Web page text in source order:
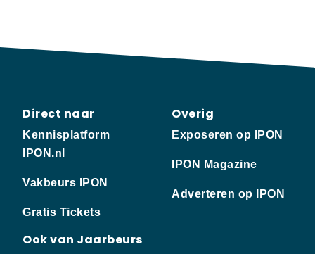
Direct naar
Kennisplatform
IPON.nl
Vakbeurs IPON
Gratis Tickets
Ook van Jaarbeurs
Overig
Exposeren op IPON
IPON Magazine
Adverteren op IPON